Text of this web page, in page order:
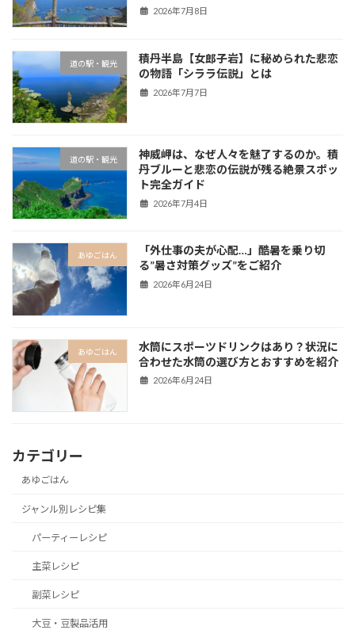
2026年7月8日
道の駅・観光
積丹半島【女郎子岩】に秘められた悲恋
の物語「シララ伝説」とは
2026年7月7日
道の駅・観光
神威岬は、なぜ人々を魅了するのか。積
丹ブルーと悲恋の伝説が残る絶景スポッ
ト完全ガイド
2026年7月4日
あゆごはん
「外仕事の夫が心配…」酷暑を乗り切
る”暑さ対策グッズ”をご紹介
2026年6月24日
あゆごはん
水筒にスポーツドリンクはあり？状況に
合わせた水筒の選び方とおすすめを紹介
2026年6月24日
カテゴリー
あゆごはん
ジャンル別レシピ集
パーティーレシピ
主菜レシピ
副菜レシピ
大豆・豆製品活用